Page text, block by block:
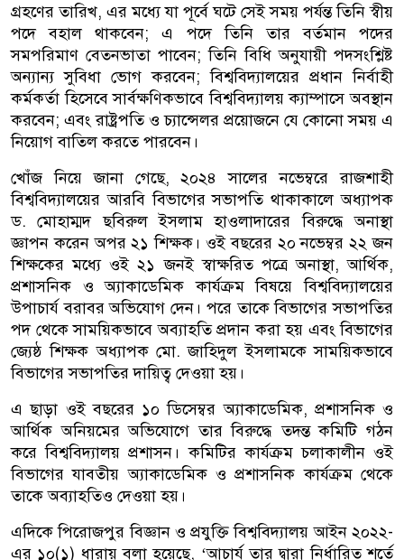
গ্রহণের তারিখ, এর মধ্যে যা পূর্বে ঘটে সেই সময় পর্যন্ত তিনি স্বীয়
পদে বহাল থাকবেন; এ পদে তিনি তার বর্তমান পদের
সমপরিমাণ বেতনভাতা পাবেন; তিনি বিধি অনুযায়ী পদসংশ্লিষ্ট
অন্যান্য সুবিধা ভোগ করবেন; বিশ্ববিদ্যালয়ের প্রধান নির্বাহী
কর্মকর্তা হিসেবে সার্বক্ষণিকভাবে বিশ্ববিদ্যালয় ক্যাম্পাসে অবস্থান
করবেন; এবং রাষ্ট্রপতি ও চ্যান্সেলর প্রয়োজনে যে কোনো সময় এ
নিয়োগ বাতিল করতে পারবেন।
খোঁজ নিয়ে জানা গেছে, ২০২৪ সালের নভেম্বরে রাজশাহী
বিশ্ববিদ্যালয়ের আরবি বিভাগের সভাপতি থাকাকালে অধ্যাপক
ড. মোহাম্মদ ছবিরুল ইসলাম হাওলাদারের বিরুদ্ধে অনাস্থা
জ্ঞাপন করেন অপর ২১ শিক্ষক। ওই বছরের ২০ নভেম্বর ২২ জন
শিক্ষকের মধ্যে ওই ২১ জনই স্বাক্ষরিত পত্রে অনাস্থা, আর্থিক,
প্রশাসনিক ও অ্যাকাডেমিক কার্যক্রম বিষয়ে বিশ্ববিদ্যালয়ের
উপাচার্য বরাবর অভিযোগ দেন। পরে তাকে বিভাগের সভাপতির
পদ থেকে সাময়িকভাবে অব্যাহতি প্রদান করা হয় এবং বিভাগের
জ্যেষ্ঠ শিক্ষক অধ্যাপক মো. জাহিদুল ইসলামকে সাময়িকভাবে
বিভাগের সভাপতির দায়িত্ব দেওয়া হয়।
এ ছাড়া ওই বছরের ১০ ডিসেম্বর অ্যাকাডেমিক, প্রশাসনিক ও
আর্থিক অনিয়মের অভিযোগে তার বিরুদ্ধে তদন্ত কমিটি গঠন
করে বিশ্ববিদ্যালয় প্রশাসন। কমিটির কার্যক্রম চলাকালীন ওই
বিভাগের যাবতীয় অ্যাকাডেমিক ও প্রশাসনিক কার্যক্রম থেকে
তাকে অব্যাহতিও দেওয়া হয়।
এদিকে পিরোজপুর বিজ্ঞান ও প্রযুক্তি বিশ্ববিদ্যালয় আইন ২০২২-
এর ১০(১) ধারায় বলা হয়েছে, ‘আচার্য তার দ্বারা নির্ধারিত শর্তে